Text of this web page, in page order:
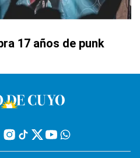
17 años de punk